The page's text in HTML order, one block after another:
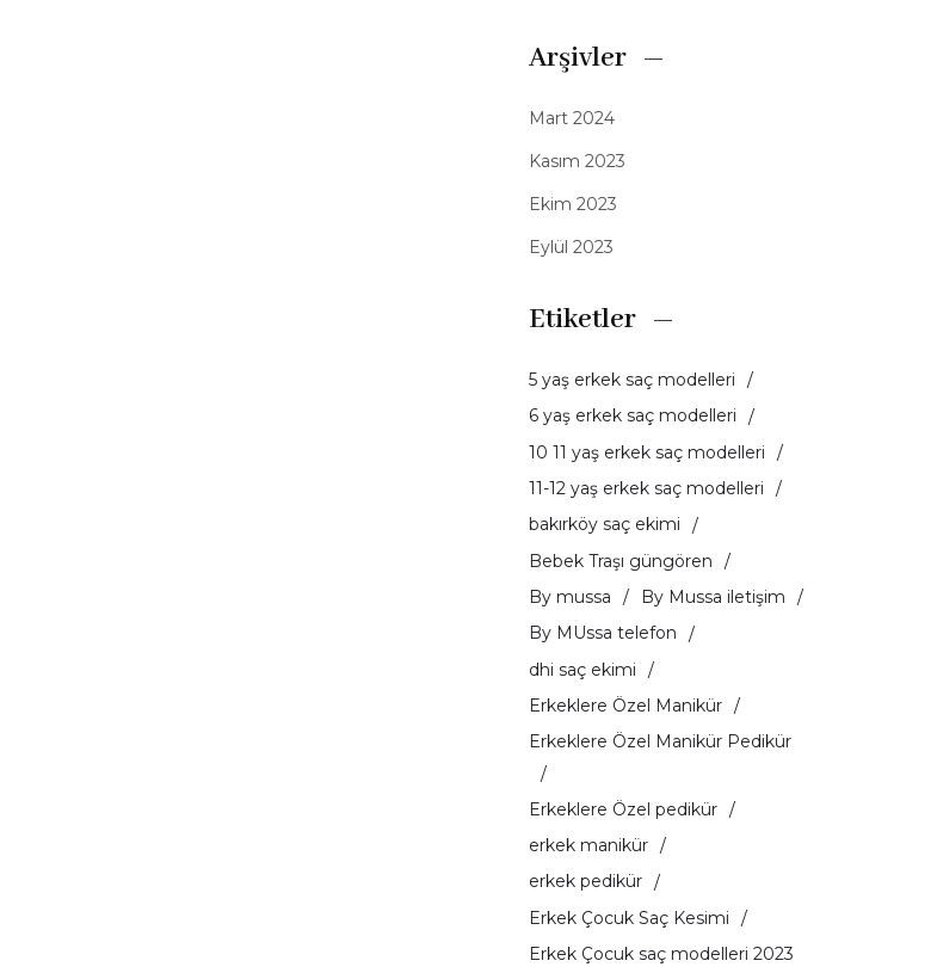
Arşivler
Mart 2024
Kasım 2023
Ekim 2023
Eylül 2023
Etiketler
5 yaş erkek saç modelleri
6 yaş erkek saç modelleri
10 11 yaş erkek saç modelleri
11-12 yaş erkek saç modelleri
bakırköy saç ekimi
Bebek Traşı güngören
By mussa
By Mussa iletişim
By MUssa telefon
dhi saç ekimi
Erkeklere Özel Manikür
Erkeklere Özel Manikür Pedikür
Erkeklere Özel pedikür
erkek manikür
erkek pedikür
Erkek Çocuk Saç Kesimi
Erkek Çocuk saç modelleri 2023